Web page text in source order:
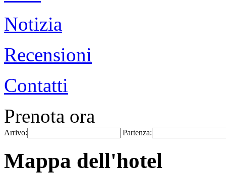
Notizia
Recensioni
Contatti
Prenota ora
Arrivo: Partenza:
Mappa dell'hotel